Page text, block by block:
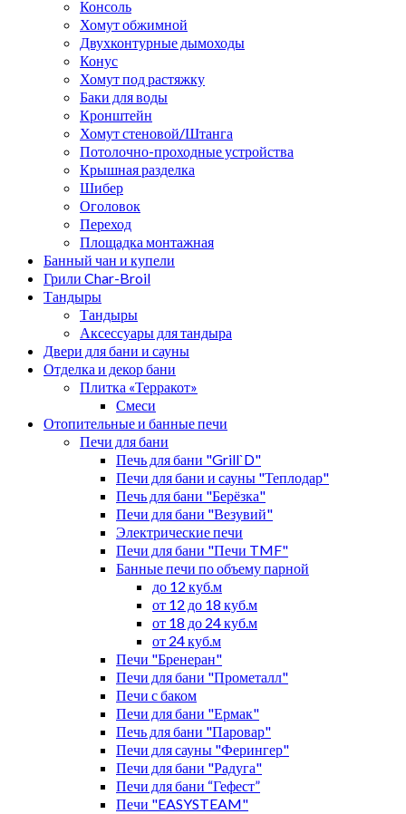
Консоль
Хомут обжимной
Двухконтурные дымоходы
Конус
Хомут под растяжку
Баки для воды
Кронштейн
Хомут стеновой/Штанга
Потолочно-проходные устройства
Крышная разделка
Шибер
Оголовок
Переход
Площадка монтажная
Банный чан и купели
Грили Char-Broil
Тандыры
Тандыры
Аксессуары для тандыра
Двери для бани и сауны
Отделка и декор бани
Плитка «Терракот»
Смеси
Отопительные и банные печи
Печи для бани
Печь для бани "Grill`D"
Печи для бани и сауны "Теплодар"
Печь для бани "Берёзка"
Печи для бани "Везувий"
Электрические печи
Печи для бани "Печи TMF"
Банные печи по объему парной
до 12 куб.м
от 12 до 18 куб.м
от 18 до 24 куб.м
от 24 куб.м
Печи "Бренеран"
Печи для бани "Прометалл"
Печи с баком
Печи для бани "Ермак"
Печь для бани "Паровар"
Печи для сауны "Ферингер"
Печи для бани "Радуга"
Печи для бани “Гефест”
Печи "EASYSTEAM"